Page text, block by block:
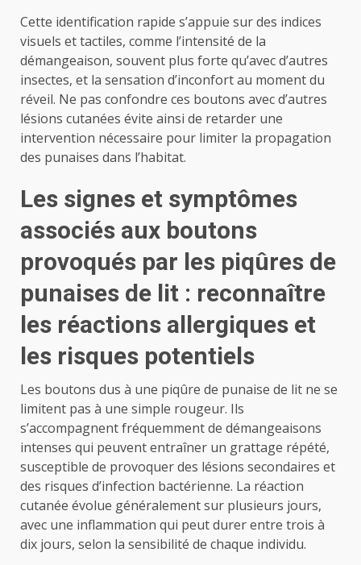
Cette identification rapide s’appuie sur des indices
visuels et tactiles, comme l’intensité de la
démangeaison, souvent plus forte qu’avec d’autres
insectes, et la sensation d’inconfort au moment du
réveil. Ne pas confondre ces boutons avec d’autres
lésions cutanées évite ainsi de retarder une
intervention nécessaire pour limiter la propagation
des punaises dans l’habitat.
Les signes et symptômes
associés aux boutons
provoqués par les piqûres de
punaises de lit : reconnaître
les réactions allergiques et
les risques potentiels
Les boutons dus à une piqûre de punaise de lit ne se
limitent pas à une simple rougeur. Ils
s’accompagnent fréquemment de démangeaisons
intenses qui peuvent entraîner un grattage répété,
susceptible de provoquer des lésions secondaires et
des risques d’infection bactérienne. La réaction
cutanée évolue généralement sur plusieurs jours,
avec une inflammation qui peut durer entre trois à
dix jours, selon la sensibilité de chaque individu.